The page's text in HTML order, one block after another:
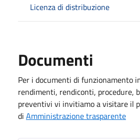
Licenza di distribuzione
Documenti
Per i documenti di funzionamento
rendimenti, rendiconti, procedure,
preventivi vi invitiamo a visitare il
di Amministrazione trasparente